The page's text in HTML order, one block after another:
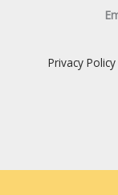
Privacy Policy